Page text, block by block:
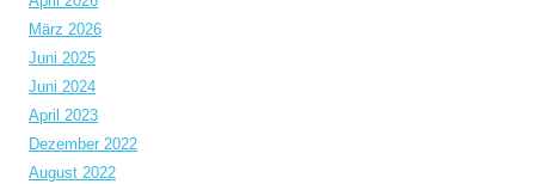
März 2026
Juni 2025
Juni 2024
April 2023
Dezember 2022
August 2022